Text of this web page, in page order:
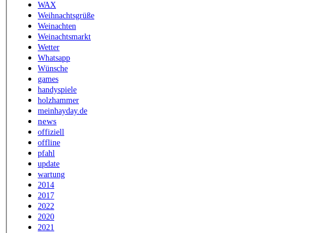
WAX
Weihnachtsgrüße
Weinachten
Weinachtsmarkt
Wetter
Whatsapp
Wünsche
games
handyspiele
holzhammer
meinhayday.de
news
offiziell
offline
pfahl
update
wartung
2014
2017
2022
2020
2021